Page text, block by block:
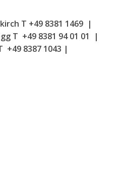
T +49 8381 1469 |
T +49 8381 94 01 01
|
+49 8387 1043 |